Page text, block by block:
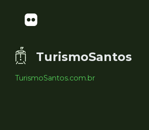
TurismoSantos
TurismoSantos.com.br